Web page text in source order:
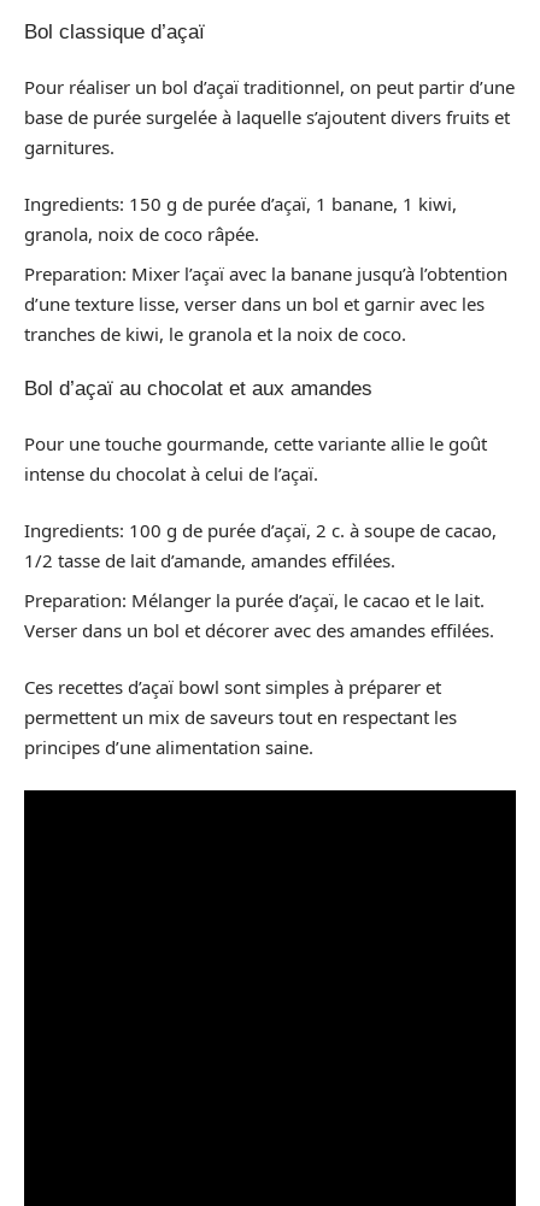
Bol classique d’açaï
Pour réaliser un bol d’açaï traditionnel, on peut partir d’une
base de purée surgelée à laquelle s’ajoutent divers fruits et
garnitures.
Ingredients: 150 g de purée d’açaï, 1 banane, 1 kiwi,
granola, noix de coco râpée.
Preparation: Mixer l’açaï avec la banane jusqu’à l’obtention
d’une texture lisse, verser dans un bol et garnir avec les
tranches de kiwi, le granola et la noix de coco.
Bol d’açaï au chocolat et aux amandes
Pour une touche gourmande, cette variante allie le goût
intense du chocolat à celui de l’açaï.
Ingredients: 100 g de purée d’açaï, 2 c. à soupe de cacao,
1/2 tasse de lait d’amande, amandes effilées.
Preparation: Mélanger la purée d’açaï, le cacao et le lait.
Verser dans un bol et décorer avec des amandes effilées.
Ces recettes d’açaï bowl sont simples à préparer et
permettent un mix de saveurs tout en respectant les
principes d’une alimentation saine.